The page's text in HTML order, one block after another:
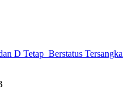
D Tetap Berstatus Tersangka